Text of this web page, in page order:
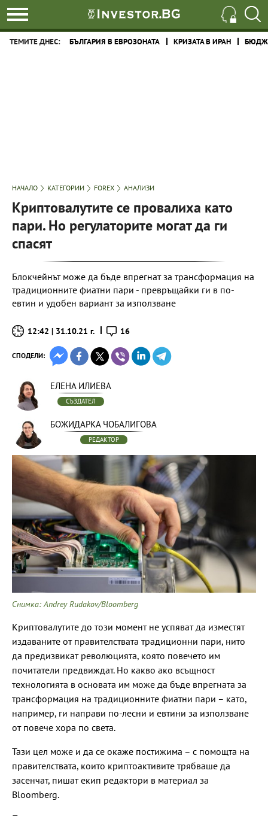
ТЕМИТЕ ДНЕС: БЪЛГАРИЯ В ЕВРОЗОНАТА КРИЗАТА В ИРАН
НАЧАЛО КАТЕГОРИИ FOREX АНАЛИЗИ
Криптовалутите се провалиха като
пари. Но регулаторите могат да ги
спасят
Блокчейнът може да бъде впрегнат за трансформация на
традиционните фиатни пари - превръщайки ги в по-
евтин и удобен вариант за използване
12:42 | 31.10.21 г. 16
СПОДЕЛИ:
ЕЛЕНА ИЛИЕВА
СЪЗДАТЕЛ
БОЖИДАРКА ЧОБАЛИГОВА
РЕДАКТОР
Снимка: Andrey Rudakov/Bloomberg
Криптовалутите до този момент не успяват да изместят
издаваните от правителствата традиционни пари, нито
да предизвикат революцията, която повечето им
почитатели предвиждат. Но какво ако всъщност
технологията в основата им може да бъде впрегната за
трансформация на традиционните фиатни пари – като,
например, ги направи по-лесни и евтини за използване
от повече хора по света.
Тази цел може и да се окаже постижима – с помощта на
правителствата, които криптоактивите трябваше да
засенчат, пишат екип редактори в материал за
Bloomberg.